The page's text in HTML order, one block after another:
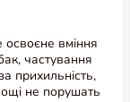
вміння
частування
прихильність,
не порушать